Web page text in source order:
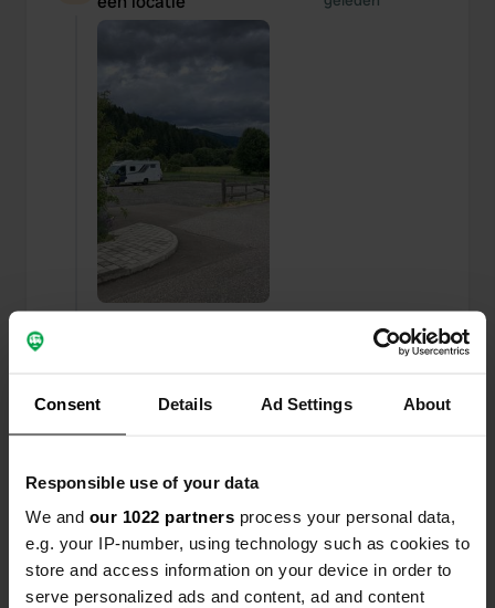
Consent Details Ad Settings About
Responsible use of your data
We and our 1022 partners process your personal data,
e.g. your IP-number, using technology such as cookies to
store and access information on your device in order to
serve personalized ads and content, ad and content
een locatie